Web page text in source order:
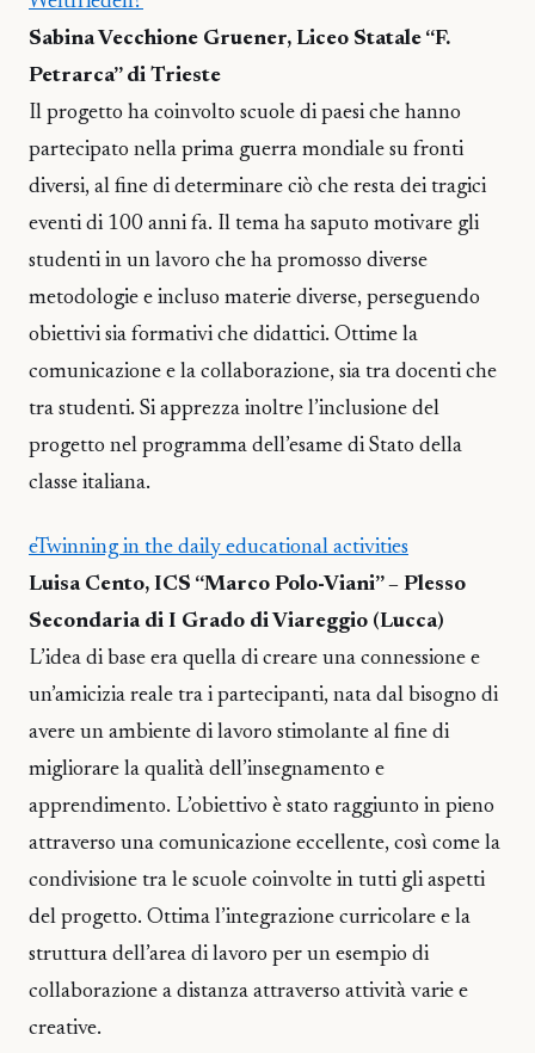
Sabina Vecchione Gruener, Liceo Statale “F.
Petrarca” di Trieste
Il progetto ha coinvolto scuole di paesi che hanno
partecipato nella prima guerra mondiale su fronti
diversi, al fine di determinare ciò che resta dei tragici
eventi di 100 anni fa. Il tema ha saputo motivare gli
studenti in un lavoro che ha promosso diverse
metodologie e incluso materie diverse, perseguendo
obiettivi sia formativi che didattici. Ottime la
comunicazione e la collaborazione, sia tra docenti che
tra studenti. Si apprezza inoltre l’inclusione del
progetto nel programma dell’esame di Stato della
classe italiana.
eTwinning in the daily educational activities
Luisa Cento, ICS “Marco Polo-Viani” – Plesso
Secondaria di I Grado di Viareggio (Lucca)
L’idea di base era quella di creare una connessione e
un’amicizia reale tra i partecipanti, nata dal bisogno di
avere un ambiente di lavoro stimolante al fine di
migliorare la qualità dell’insegnamento e
apprendimento. L’obiettivo è stato raggiunto in pieno
attraverso una comunicazione eccellente, così come la
condivisione tra le scuole coinvolte in tutti gli aspetti
del progetto. Ottima l’integrazione curricolare e la
struttura dell’area di lavoro per un esempio di
collaborazione a distanza attraverso attività varie e
creative.